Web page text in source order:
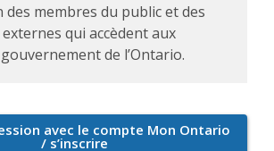
des membres du public et des
qui accèdent aux
de l’Ontario.